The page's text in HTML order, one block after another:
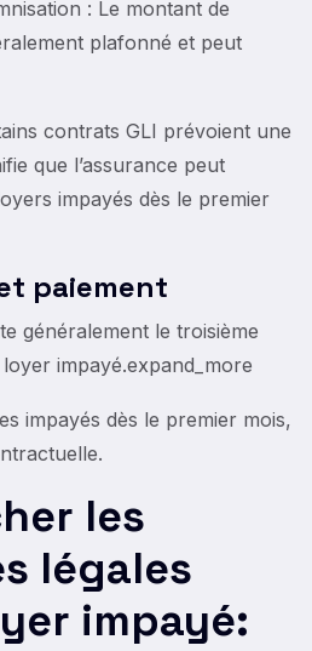
: Le montant de
plafonné et peut
contrats GLI prévoient une
que l’assurance peut
impayés dès le premier
paiement
généralement le troisième
impayé.expand_more
impayés dès le premier mois,
les
légales
impayé: